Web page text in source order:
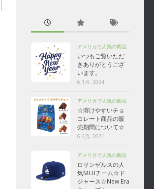
アメリカで人気の商品
いつもご覧いただ
きありがとうござ
います。
6 1月, 2024
アメリカで人気の商品
☆溶けやすいチョ
コレート商品の販
売期間について☆
6 6月, 2021
アメリカで人気の商品
ロサンゼルスの人
気MLBチーム☆ド
ジャース☆New Era